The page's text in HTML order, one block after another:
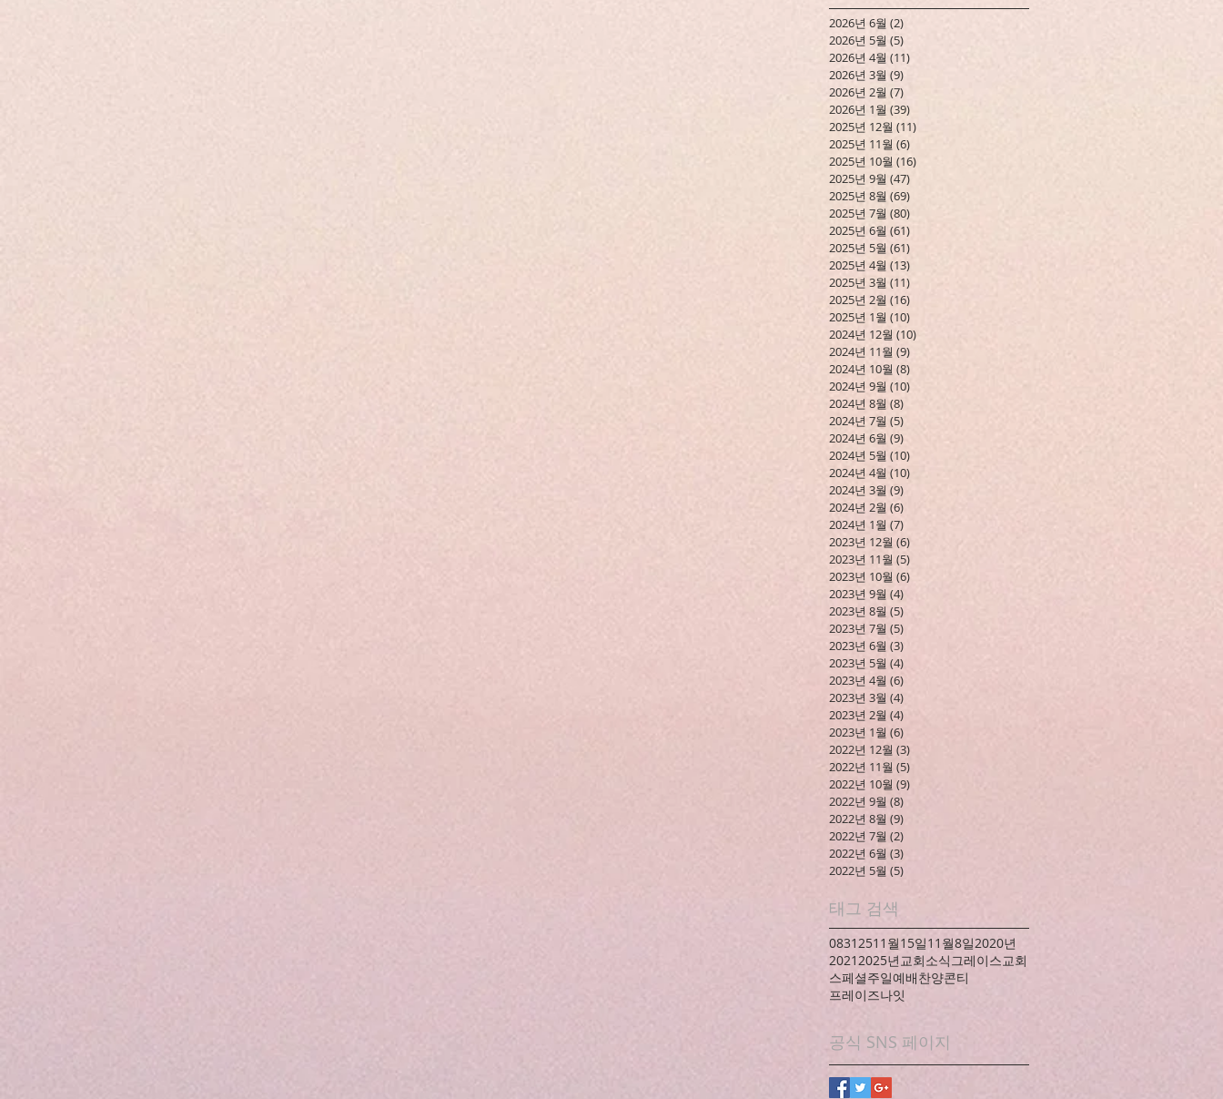
2026년 6월 (2)
2026년 5월 (5)
2026년 4월 (11)
2026년 3월 (9)
2026년 2월 (7)
2026년 1월 (39)
2025년 12월 (11)
2025년 11월 (6)
2025년 10월 (16)
2025년 9월 (47)
2025년 8월 (69)
2025년 7월 (80)
2025년 6월 (61)
2025년 5월 (61)
2025년 4월 (13)
2025년 3월 (11)
2025년 2월 (16)
2025년 1월 (10)
2024년 12월 (10)
2024년 11월 (9)
2024년 10월 (8)
2024년 9월 (10)
2024년 8월 (8)
2024년 7월 (5)
2024년 6월 (9)
2024년 5월 (10)
2024년 4월 (10)
2024년 3월 (9)
2024년 2월 (6)
2024년 1월 (7)
2023년 12월 (6)
2023년 11월 (5)
2023년 10월 (6)
2023년 9월 (4)
2023년 8월 (5)
2023년 7월 (5)
2023년 6월 (3)
2023년 5월 (4)
2023년 4월 (6)
2023년 3월 (4)
2023년 2월 (4)
2023년 1월 (6)
2022년 12월 (3)
2022년 11월 (5)
2022년 10월 (9)
2022년 9월 (8)
2022년 8월 (9)
2022년 7월 (2)
2022년 6월 (3)
2022년 5월 (5)
태그 검색
08312511월15일11월8일2020년
20212025년교회소식그레이스교회
스페셜주일예배찬양콘티
프레이즈나잇
공식 SNS 페이지